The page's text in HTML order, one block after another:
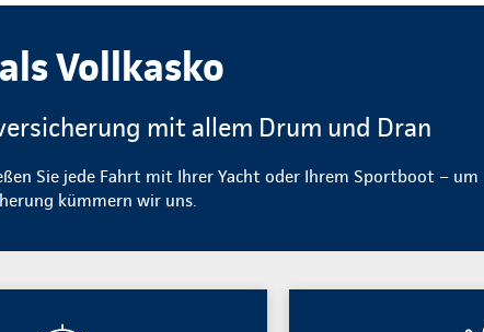
Vollkasko
mit allem Drum und Dran
Sie jede Fahrt mit Ihrer Yacht oder Ihrem Sportboot – um
kümmern wir uns.